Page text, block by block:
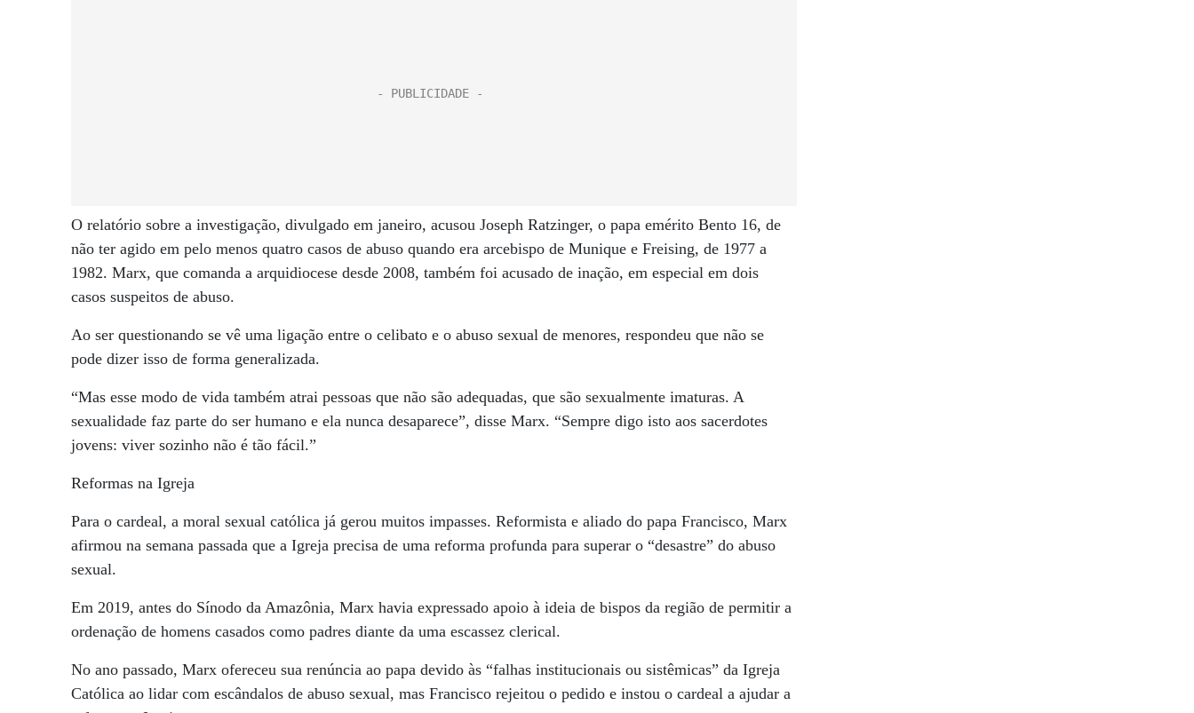
O relatório sobre a investigação, divulgado em janeiro, acusou Joseph Ratzinger, o papa emérito Bento 16, de
não ter agido em pelo menos quatro casos de abuso quando era arcebispo de Munique e Freising, de 1977 a
1982. Marx, que comanda a arquidiocese desde 2008, também foi acusado de inação, em especial em dois
casos suspeitos de abuso.
Ao ser questionando se vê uma ligação entre o celibato e o abuso sexual de menores, respondeu que não se
pode dizer isso de forma generalizada.
“Mas esse modo de vida também atrai pessoas que não são adequadas, que são sexualmente imaturas. A
sexualidade faz parte do ser humano e ela nunca desaparece”, disse Marx. “Sempre digo isto aos sacerdotes
jovens: viver sozinho não é tão fácil.”
Reformas na Igreja
Para o cardeal, a moral sexual católica já gerou muitos impasses. Reformista e aliado do papa Francisco, Marx
afirmou na semana passada que a Igreja precisa de uma reforma profunda para superar o “desastre” do abuso
sexual.
Em 2019, antes do Sínodo da Amazônia, Marx havia expressado apoio à ideia de bispos da região de permitir a
ordenação de homens casados como padres diante da uma escassez clerical.
No ano passado, Marx ofereceu sua renúncia ao papa devido às “falhas institucionais ou sistêmicas” da Igreja
Católica ao lidar com escândalos de abuso sexual, mas Francisco rejeitou o pedido e instou o cardeal a ajudar a